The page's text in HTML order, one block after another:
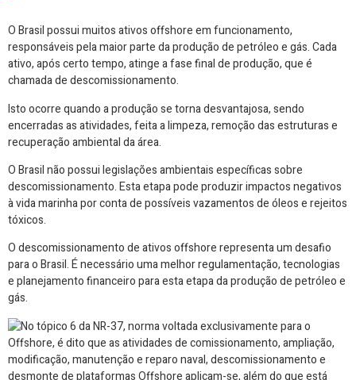
O Brasil possui muitos ativos offshore em funcionamento,
responsáveis pela maior parte da produção de petróleo e gás. Cada
ativo, após certo tempo, atinge a fase final de produção, que é
chamada de descomissionamento.
Isto ocorre quando a produção se torna desvantajosa, sendo
encerradas as atividades, feita a limpeza, remoção das estruturas e
recuperação ambiental da área.
O Brasil não possui legislações ambientais específicas sobre
descomissionamento. Esta etapa pode produzir impactos negativos
à vida marinha por conta de possíveis vazamentos de óleos e rejeitos
tóxicos.
O descomissionamento de ativos offshore representa um desafio
para o Brasil. É necessário uma melhor regulamentação, tecnologias
e planejamento financeiro para esta etapa da produção de petróleo e
gás.